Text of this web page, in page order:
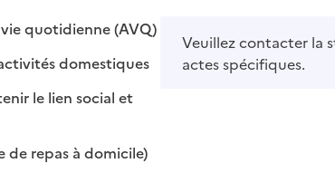
quotidienne (AVQ): disponible
: non disponible
domestiques: disponible
: non disponible
le lien social et
repas à domicile): disponible
: non disponible
Veuillez contacter la
actes spécifiques.